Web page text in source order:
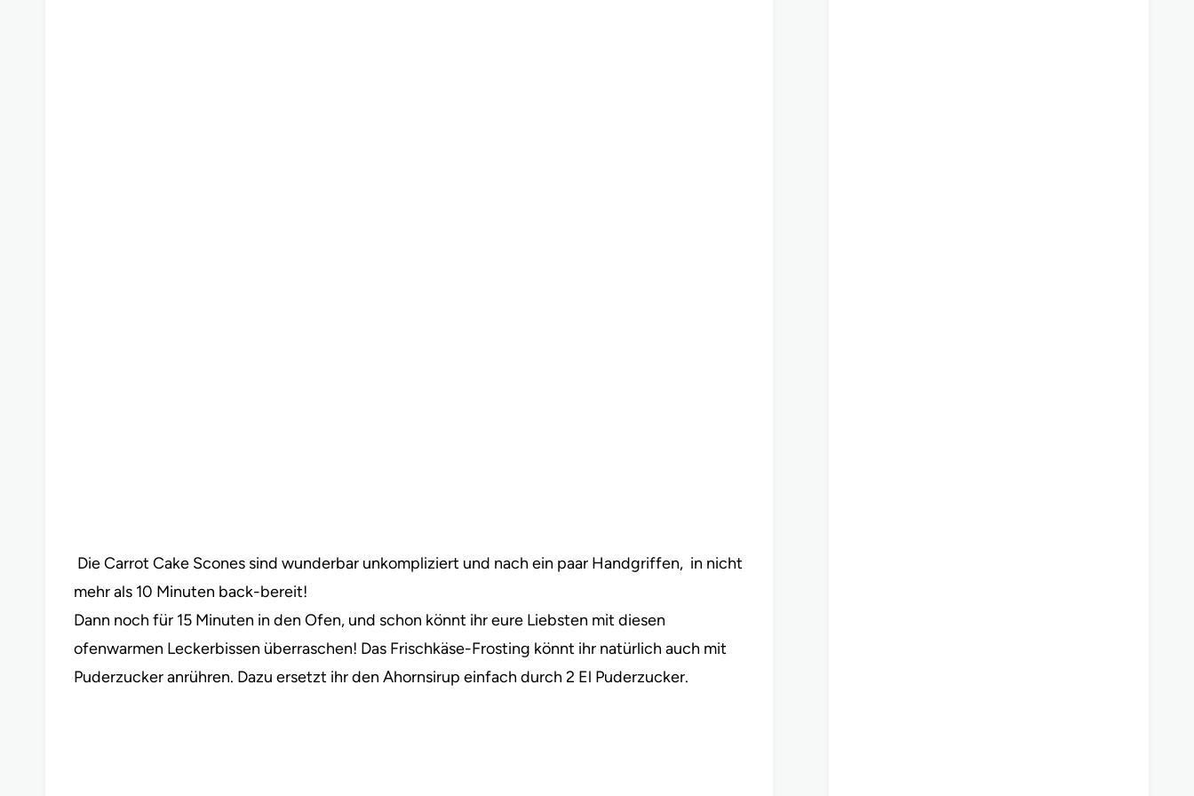
Die Carrot Cake Scones sind wunderbar unkompliziert und nach ein paar Handgriffen, in nicht
mehr als 10 Minuten back-bereit!
Dann noch für 15 Minuten in den Ofen, und schon könnt ihr eure Liebsten mit diesen
ofenwarmen Leckerbissen überraschen! Das Frischkäse-Frosting könnt ihr natürlich auch mit
Puderzucker anrühren. Dazu ersetzt ihr den Ahornsirup einfach durch 2 El Puderzucker.